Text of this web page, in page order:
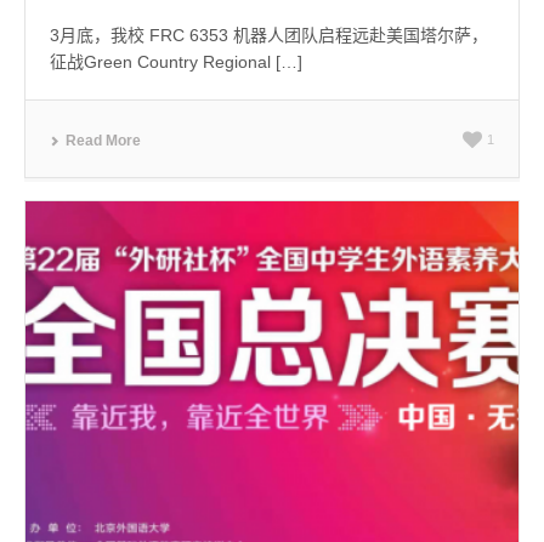
3月底，我校 FRC 6353 机器人团队启程远赴美国塔尔萨，
征战Green Country Regional […]
Read More 1